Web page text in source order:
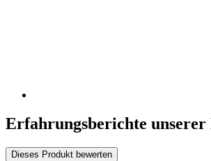
Erfahrungsberichte
Dieses Produkt bewerten